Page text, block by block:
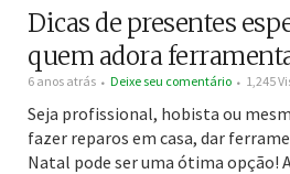
Dicas de presentes
quem adora
6 anos atrás Deixe seu comentário 1,245
Seja profissional, hobista ou
fazer reparos em casa, dar
Natal pode ser uma ótima opção!